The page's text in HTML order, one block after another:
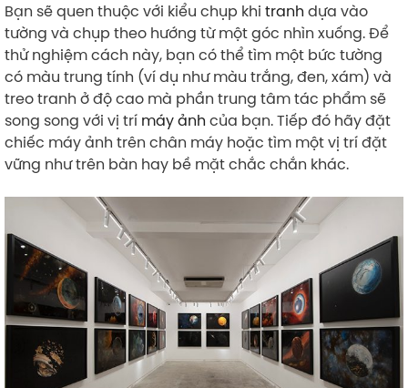
Bạn sẽ quen thuộc với kiểu chụp khi tranh dựa vào
tường và chụp theo hướng từ một góc nhìn xuống. Để
thử nghiệm cách này, bạn có thể tìm một bức tường
có màu trung tính (ví dụ như màu trắng, đen, xám) và
treo tranh ở độ cao mà phần trung tâm tác phẩm sẽ
song song với vị trí máy ảnh của bạn. Tiếp đó hãy đặt
chiếc máy ảnh trên chân máy hoặc tìm một vị trí đặt
vững như trên bàn hay bề mặt chắc chắn khác.